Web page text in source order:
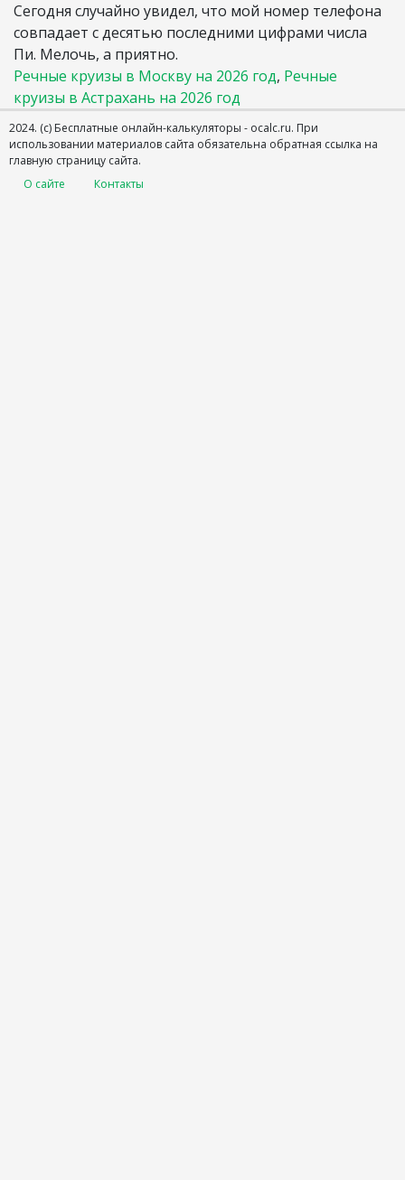
Сегодня случайно увидел, что мой номер телефона
совпадает с десятью последними цифрами числа
Пи. Мелочь, а приятно.
Речные круизы в Москву на 2026 год, Речные
круизы в Астрахань на 2026 год
2024. (с) Бесплатные онлайн-калькуляторы - ocalc.ru. При
использовании материалов сайта обязательна обратная ссылка на
главную страницу сайта.
О сайте
Контакты